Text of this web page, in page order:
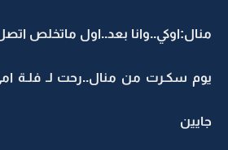
منال:اوكي..وانا بعد..اول ماتخلص
يوم سكـرت من منال..رحت لـ فلـة
جايين